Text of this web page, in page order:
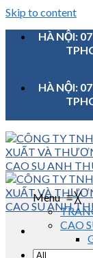
Skip to content
HÀ NỘI:
HÀ NỘI:
Menu≡╳
CAO